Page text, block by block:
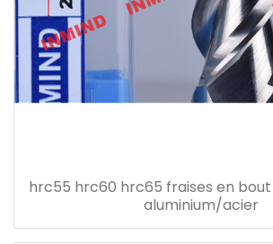
hrc55 hrc60 hrc65 fraises en
aluminium/acier